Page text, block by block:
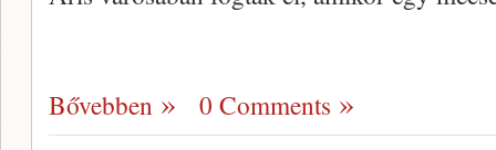
Bővebben 0 Comments